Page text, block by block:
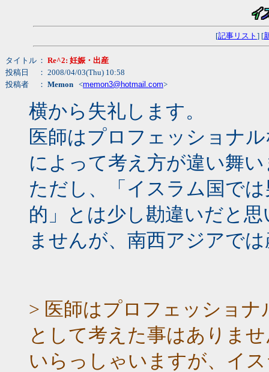
[記事リスト ] [
タイトル ： Re^2: 妊娠・出産
投稿日
： 2008/04/03(Thu) 10:58
投稿者
： Memon <memon3@hotmail.com>
横から失礼します。
医師はプロフェッショナ
によって考え方が違い舞
ただし、「イスラム国で
的」とは少し勘違いだと
ませんが、南西アジアで
> 医師はプロフェッショ
として考えた事はありま
いらっしゃいますが、イ